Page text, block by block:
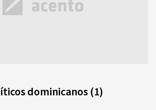
dominicanos (1)